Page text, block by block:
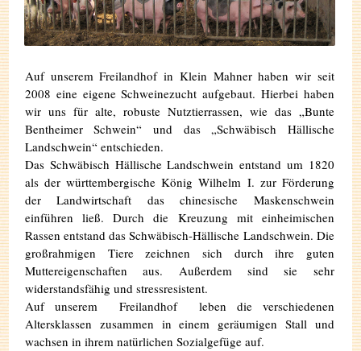
Auf unserem Freilandhof in Klein Mahner haben wir seit
2008 eine eigene Schweinezucht aufgebaut. Hierbei haben
wir uns für alte, robuste Nutztierrassen, wie das „Bunte
Bentheimer Schwein“ und das „Schwäbisch Hällische
Landschwein“ entschieden.
Das Schwäbisch Hällische Landschwein entstand um 1820
als der württ­­embergische König Wilhelm I. zur Förderung
der Landwirtschaft das chinesische Maskenschwein
einführen ließ. Durch die Kreuzung mit einheimischen
Rassen entstand das Schwäbisch-Hällische Landschwein. Die
großrahmigen Tiere zeichnen sich durch ihre guten
Muttereigenschaften aus. Außerdem sind sie sehr
widerstandsfähig und stressresistent.
Auf unserem Freilandhof leben die verschiedenen
Altersklassen zusammen in einem geräumigen Stall und
wachsen in ihrem natürlichen Sozialgefüge auf.